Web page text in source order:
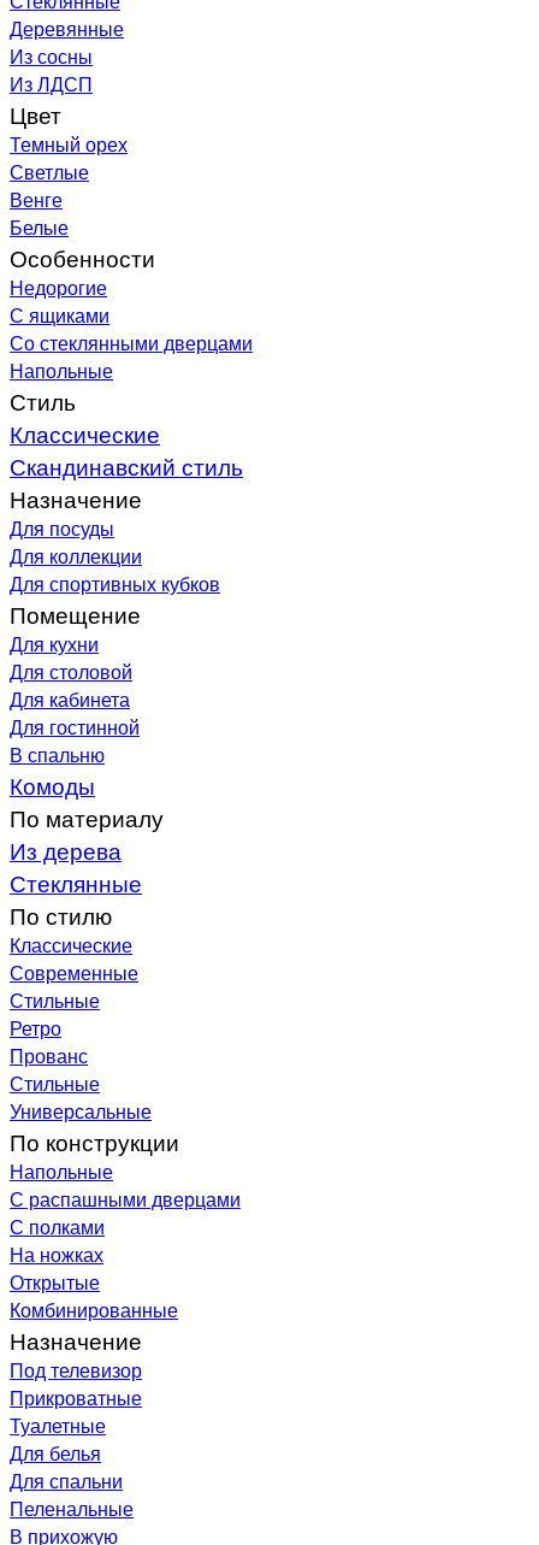
Деревянные
Из сосны
Из ЛДСП
Цвет
Темный орех
Светлые
Венге
Белые
Особенности
Недорогие
С ящиками
Со стеклянными дверцами
Напольные
Стиль
Классические
Скандинавский стиль
Назначение
Для посуды
Для коллекции
Для спортивных кубков
Помещение
Для кухни
Для столовой
Для кабинета
Для гостинной
В спальню
Комоды
По материалу
Из дерева
Стеклянные
По стилю
Классические
Современные
Стильные
Ретро
Прованс
Стильные
Универсальные
По конструкции
Напольные
С распашными дверцами
С полками
На ножках
Открытые
Комбинированные
Назначение
Под телевизор
Прикроватные
Туалетные
Для белья
Для спальни
Пеленальные
В прихожую